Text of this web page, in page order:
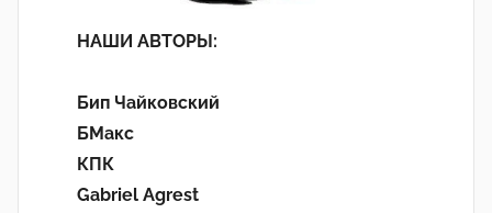
НАШИ АВТОРЫ:
Бип Чайковский
БМакс
КПК
Gabriel Agrest